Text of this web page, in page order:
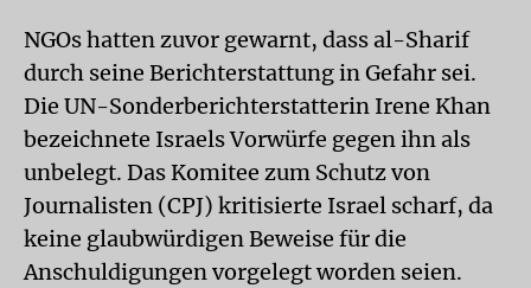
NGOs hatten zuvor gewarnt, dass al-Sharif
durch seine Berichterstattung in Gefahr sei.
Die UN-Sonderberichterstatterin Irene Khan
bezeichnete Israels Vorwürfe gegen ihn als
unbelegt. Das Komitee zum Schutz von
Journalisten (CPJ) kritisierte Israel scharf, da
keine glaubwürdigen Beweise für die
Anschuldigungen vorgelegt worden seien.